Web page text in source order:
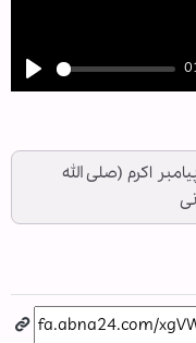
Play
اکرم (صلی الله